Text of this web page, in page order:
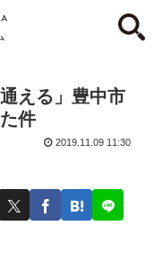
える」豊中市
件
2019.11.09 11:30